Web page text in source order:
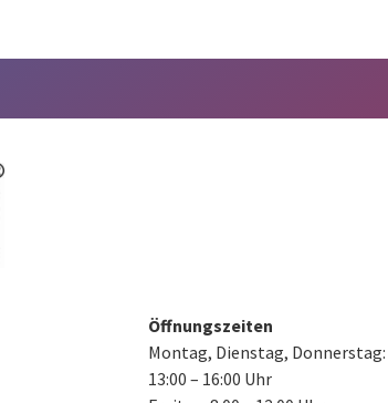
Öffnungszeiten
Montag, Dienstag, Donnerstag:
13:00 – 16:00 Uhr